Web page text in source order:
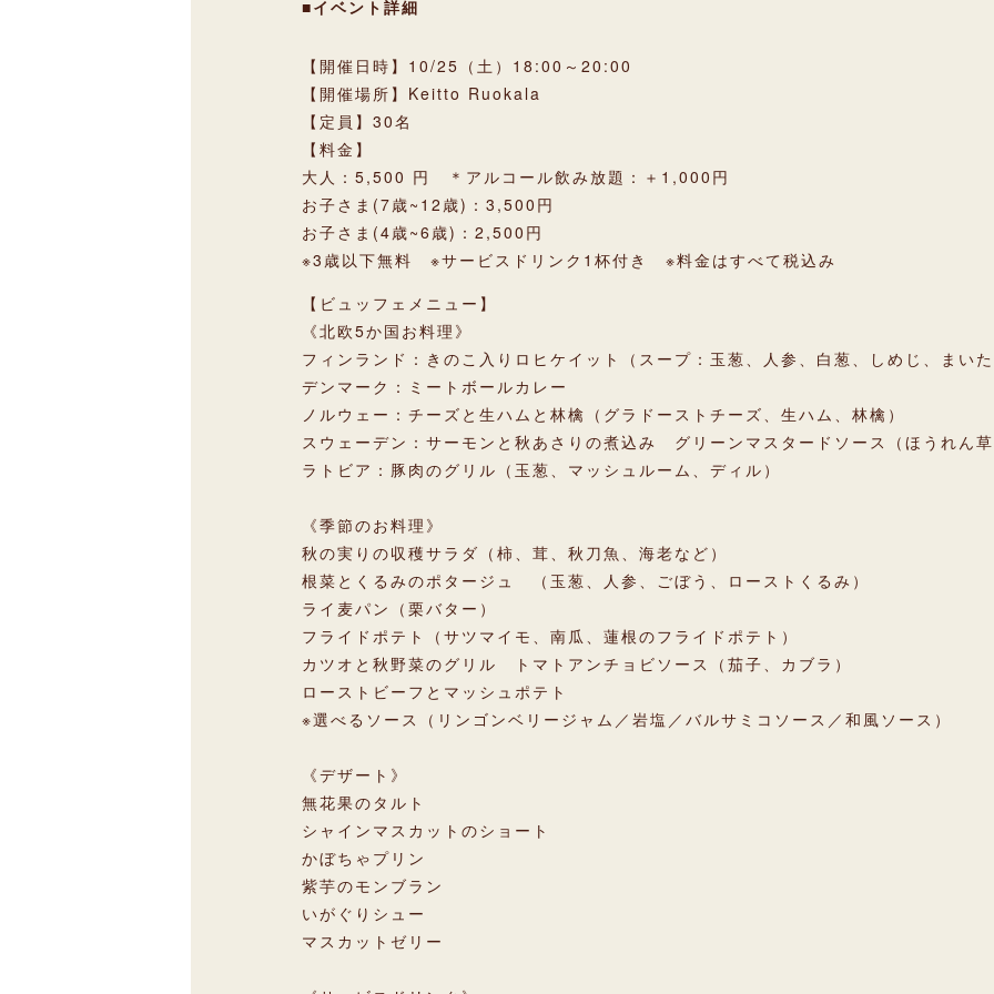
■イベント詳細
【開催日時】10/25（土）18:00～20:00
【開催場所】Keitto Ruokala
【定員】30名
【料金】
大人：5,500 円 ＊アルコール飲み放題：＋1,000円
お子さま(7歳~12歳)：3,500円
お子さま(4歳~6歳)：2,500円
※3歳以下無料 ※サービスドリンク1杯付き ※料金はすべて税込み
【ビュッフェメニュー】
《北欧5か国お料理》
フィンランド：きのこ入りロヒケイット（スープ：玉葱、人参、白葱、しめじ、まいた
デンマーク：ミートボールカレー
ノルウェー：チーズと生ハムと林檎（グラドーストチーズ、生ハム、林檎）
スウェーデン：サーモンと秋あさりの煮込み グリーンマスタードソース（ほうれん草
ラトビア：豚肉のグリル（玉葱、マッシュルーム、ディル）
《季節のお料理》
秋の実りの収穫サラダ（柿、茸、秋刀魚、海老など）
根菜とくるみのポタージュ （玉葱、人参、ごぼう、ローストくるみ）
ライ麦パン（栗バター）
フライドポテト（サツマイモ、南瓜、蓮根のフライドポテト）
カツオと秋野菜のグリル トマトアンチョビソース（茄子、カブラ）
ローストビーフとマッシュポテト
※選べるソース（リンゴンベリージャム／岩塩／バルサミコソース／和風ソース）
《デザート》
無花果のタルト
シャインマスカットのショート
かぼちゃプリン
紫芋のモンブラン
いがぐりシュー
マスカットゼリー